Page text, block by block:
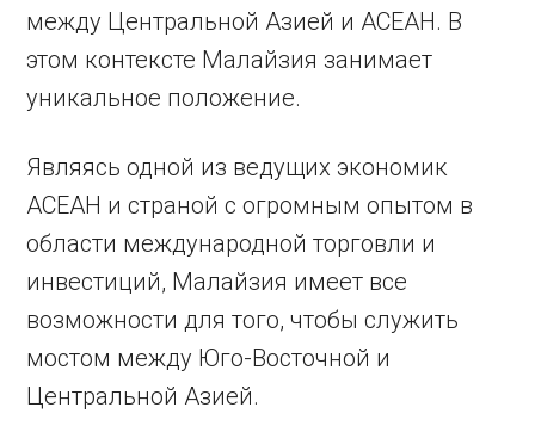
между Центральной Азией и АСЕАН. В
этом контексте Малайзия занимает
уникальное положение.
Являясь одной из ведущих экономик
АСЕАН и страной с огромным опытом в
области международной торговли и
инвестиций, Малайзия имеет все
возможности для того, чтобы служить
мостом между Юго-Восточной и
Центральной Азией.